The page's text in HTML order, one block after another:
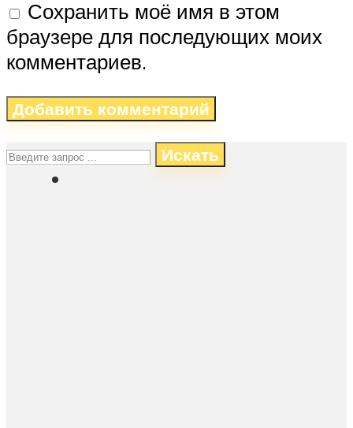
Сохранить моё имя в этом
браузере для последующих моих
комментариев.
Искать